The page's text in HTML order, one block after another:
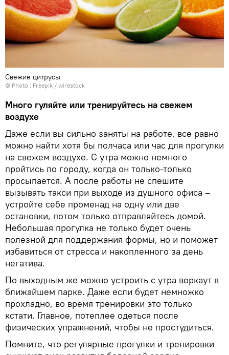
Свежие цитрусы
© Photo : Freepik / wirestock
Много гуляйте или тренируйтесь на свежем
воздухе
Даже если вы сильно заняты на работе, все равно
можно найти хотя бы полчаса или час для прогулки
на свежем воздухе. С утра можно немного
пройтись по городу, когда он только-только
просыпается. А после работы не спешите
вызывать такси при выходе из душного офиса –
устройте себе променад на одну или две
остановки, потом только отправляйтесь домой.
Небольшая прогулка не только будет очень
полезной для поддержания формы, но и поможет
избавиться от стресса и накопленного за день
негатива.
По выходным же можно устроить с утра воркаут в
ближайшем парке. Даже если будет немножко
прохладно, во время тренировки это только
кстати. Главное, потеплее одеться после
физических упражнений, чтобы не простудиться.
Помните, что регулярные прогулки и тренировки